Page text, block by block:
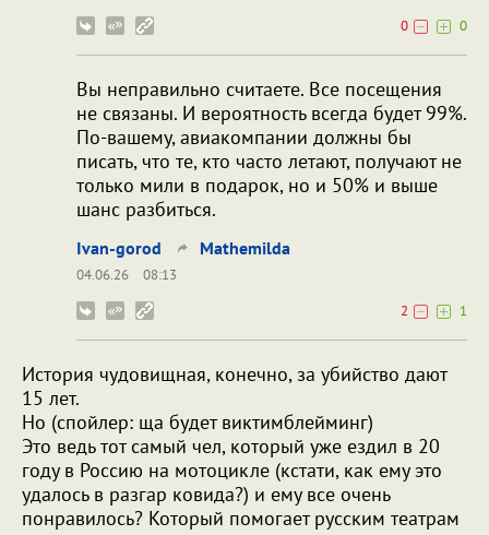
0
0
Вы неправильно считаете. Все посещения
не связаны. И вероятность всегда будет 99%.
По-вашему, авиакомпании должны бы
писать, что те, кто часто летают, получают не
только мили в подарок, но и 50% и выше
шанс разбиться.
Ivan-gorod Mathemilda
04.06.26
08:13
2
1
История чудовищная, конечно, за убийство дают
15 лет.
Но (спойлер: ща будет виктимблейминг)
Это ведь тот самый чел, который уже ездил в 20
году в Россию на мотоцикле (кстати, как ему это
удалось в разгар ковида?) и ему все очень
понравилось? Который помогает русским театрам